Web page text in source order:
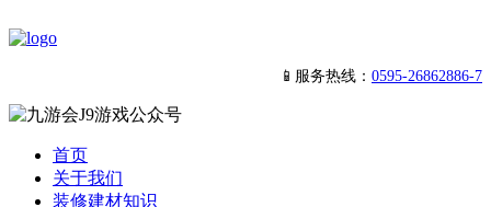
📱服务热线： 0595-26862886-7
首页
关于我们
装修建材知识